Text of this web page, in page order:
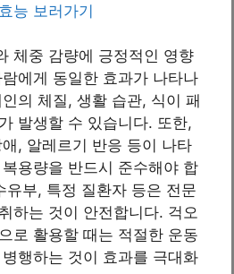
능 보러가기
체중 감량에 긍정적인 영향
에게 동일한 효과가 나타나
의 체질, 생활 습관, 식이 패
발생할 수 있습니다. 또한,
, 알레르기 반응 등이 나타
용량을 반드시 준수해야 합
유부, 특정 질환자 등은 전문
하는 것이 안전합니다. 걱오
로 활용할 때는 적절한 운동
행하는 것이 효과를 극대화